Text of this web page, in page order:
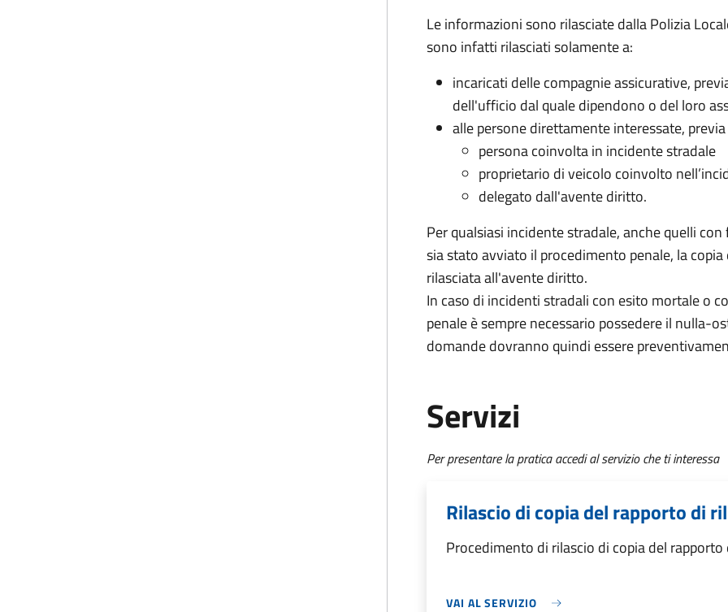
Le informazioni sono rilasciate dalla Polizia
sono infatti rilasciati solamente a:
incaricati delle compagnie assicurative,
dell'ufficio dal quale dipendono o del loro
alle persone direttamente interessate,
persona coinvolta in incidente stradale
proprietario di veicolo coinvolto
delegato dall'avente diritto.
Per qualsiasi incidente stradale, anche quelli
sia stato avviato il procedimento penale, la
rilasciata all'avente diritto.
In caso di incidenti stradali con esito mortale o
penaleè sempre necessario possedere il nulla-
domande dovranno quindi essere
Servizi
Per presentare la pratica accedi al servizio che ti interessa
Rilascio di copia del rapporto di
Procedimento di rilascio di copia del
VAI AL SERVIZIO